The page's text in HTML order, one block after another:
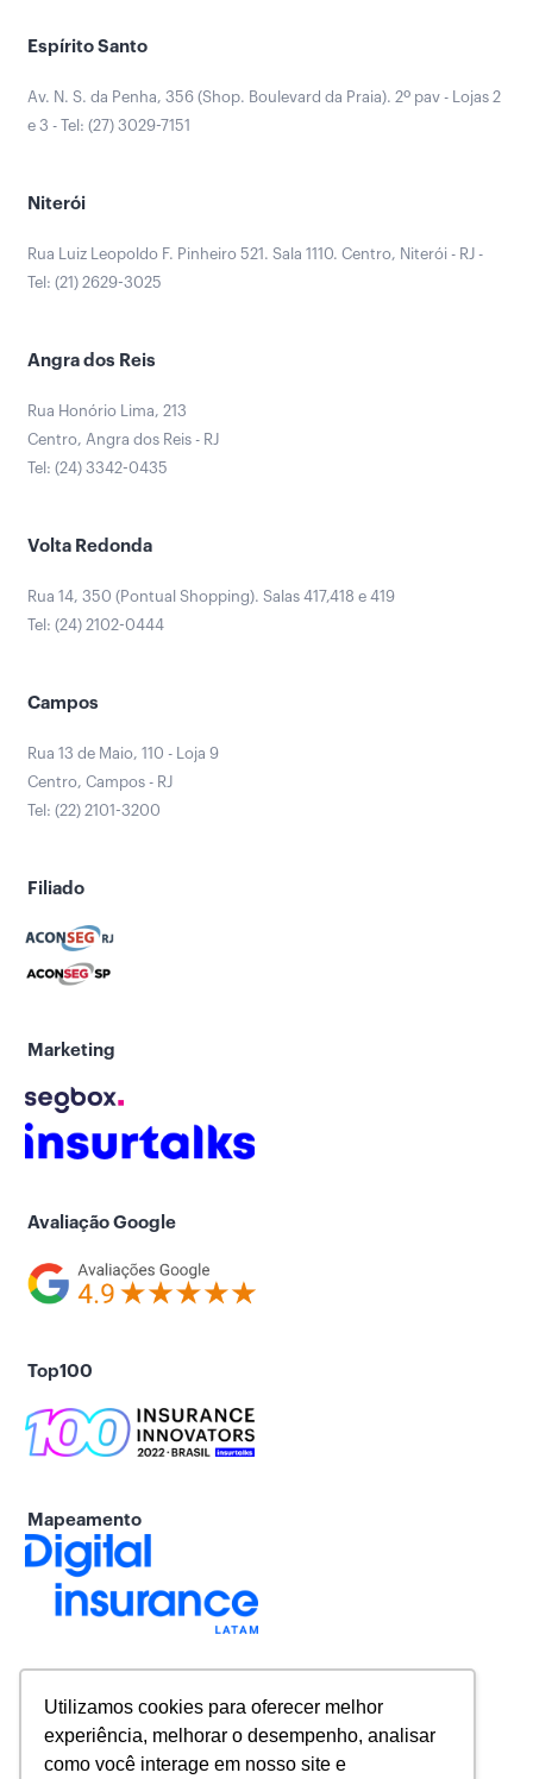
Utilizamos cookies para oferecer melhor
experiência, melhorar o desempenho, analisar
como você interage em nosso site e
Espírito Santo
Av. N. S. da Penha, 356 (Shop. Boulevard da Praia). 2º pav - Lojas 2
e 3 - Tel: (27) 3029-7151
Niterói
Rua Luiz Leopoldo F. Pinheiro 521. Sala 1110. Centro, Niterói - RJ -
Tel: (21) 2629-3025
Angra dos Reis
Rua Honório Lima, 213
Centro, Angra dos Reis - RJ
Tel: (24) 3342-0435
Volta Redonda
Rua 14, 350 (Pontual Shopping). Salas 417,418 e 419
Tel: (24) 2102-0444
Campos
Rua 13 de Maio, 110 - Loja 9
Centro, Campos - RJ
Tel: (22) 2101-3200
Filiado
Marketing
Avaliação Google
Top100
Mapeamento